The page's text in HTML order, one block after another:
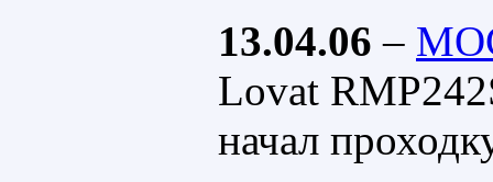
13.04.06 –
Lovat
начал